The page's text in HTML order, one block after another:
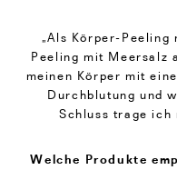
„Als Körper-Peeling
Peeling mit Meersalz
meinen Körper mit
Durchblutung und
Schluss trage ich
Welche Produkte